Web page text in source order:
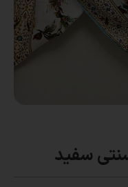
سفید